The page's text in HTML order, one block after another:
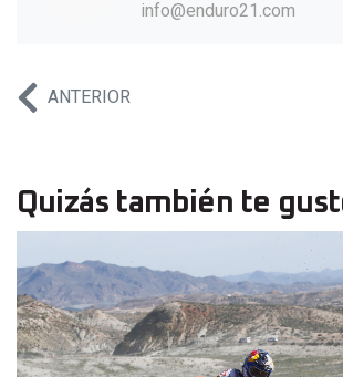
info@enduro21.com
ANTERIOR
Quizás también te